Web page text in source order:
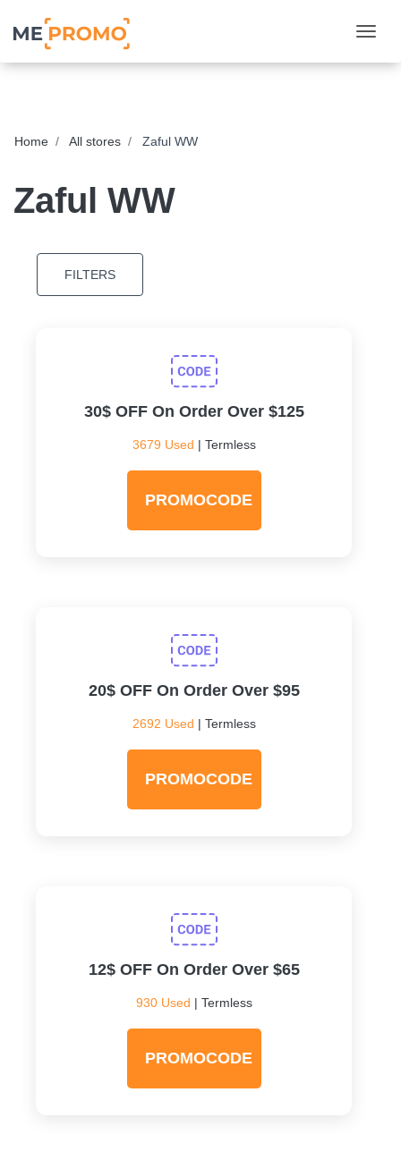
Home All stores Zaful WW
Zaful WW
FILTERS
30$ OFF On Order Over $125
3679 Used | Termless
PROMOCODE
20$ OFF On Order Over $95
2692 Used | Termless
PROMOCODE
12$ OFF On Order Over $65
930 Used | Termless
PROMOCODE